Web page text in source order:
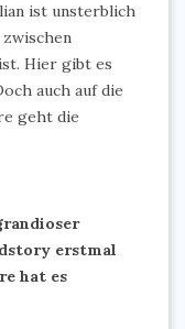
ist unsterblich
Hier gibt es
auch auf die
geht die
erstmal
hat es